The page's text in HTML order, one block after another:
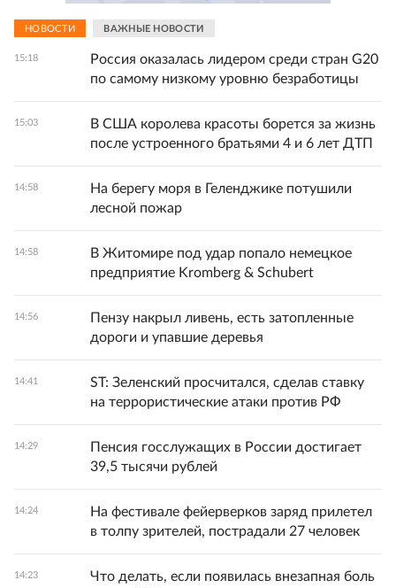
НОВОСТИ ВАЖНЫЕ НОВОСТИ
15:18
Россия оказалась лидером среди стран G20
по самому низкому уровню безработицы
15:03
В США королева красоты борется за жизнь
после устроенного братьями 4 и 6 лет ДТП
14:58
На берегу моря в Геленджике потушили
лесной пожар
14:58
В Житомире под удар попало немецкое
предприятие Kromberg & Schubert
14:56
Пензу накрыл ливень, есть затопленные
дороги и упавшие деревья
14:41
ST: Зеленский просчитался, сделав ставку
на террористические атаки против РФ
14:29
Пенсия госслужащих в России достигает
39,5 тысячи рублей
14:24
На фестивале фейерверков заряд прилетел
в толпу зрителей, пострадали 27 человек
14:23
Что делать, если появилась внезапная боль